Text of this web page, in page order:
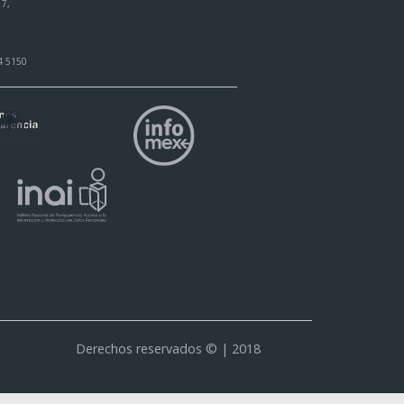
5150
Derechos reservados © | 2018